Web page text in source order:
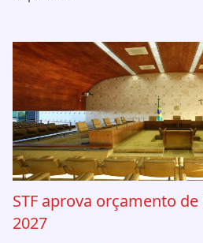
STF aprova orçamento
2027